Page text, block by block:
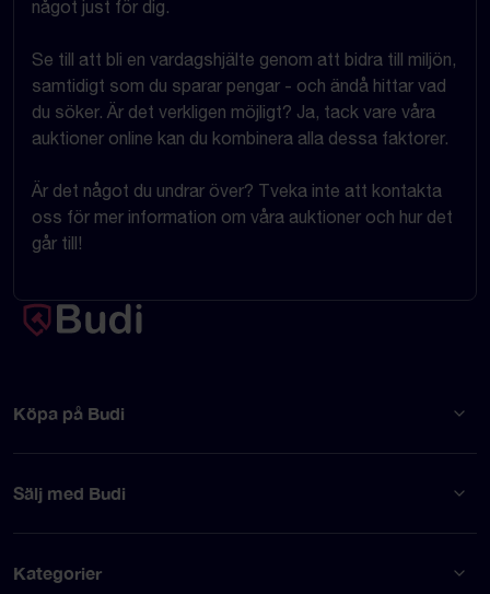
något just för dig.
Se till att bli en vardagshjälte genom att bidra till miljön,
samtidigt som du sparar pengar - och ändå hittar vad
du söker. Är det verkligen möjligt? Ja, tack vare våra
auktioner online kan du kombinera alla dessa faktorer.
Är det något du undrar över? Tveka inte att kontakta
oss för mer information om våra auktioner och hur det
går till!
Köpa på Budi
Sälj med Budi
Kategorier